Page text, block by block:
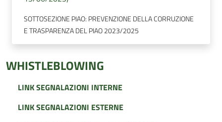
SOTTOSEZIONE PIAO: PREVENZIONE DELLA CORRUZIONE
E TRASPARENZA DEL PIAO 2023/2025
WHISTLEBLOWING
LINK SEGNALAZIONI INTERNE
LINK SEGNALAZIONI ESTERNE